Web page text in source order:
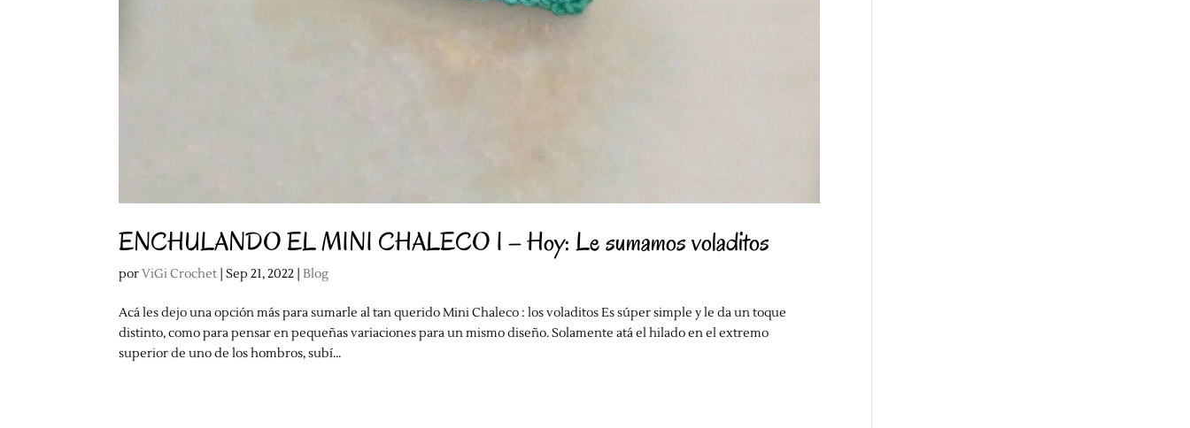
ENCHULANDO EL MINI CHALECO I – Hoy: Le sumamos voladitos
porViGi Crochet |Sep 21, 2022 |Blog
Acá les dejo una opción más para sumarle al tan querido Mini Chaleco : los voladitos Es súper simple y le da un toque
distinto, como para pensar en pequeñas variaciones para un mismo diseño. Solamente atá el hilado en el extremo
superior de uno de los hombros, subí...